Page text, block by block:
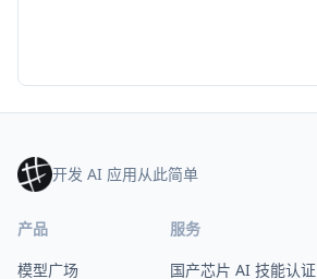
开发 AI 应用从此简单
产品
模型广场
服务
国产芯片 AI 技能认证